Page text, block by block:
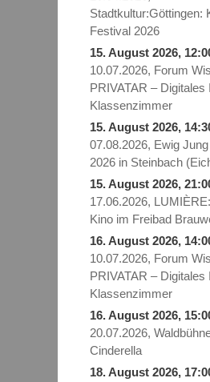
Stadtkultur:Göttingen:
Festival 2026
15. August 2026,
10.07.2026, Forum
PRIVATAR – Digitales
Klassenzimmer
15. August 2026,
07.08.2026, Ewig
2026 in Steinbach
15. August 2026,
17.06.2026,
Kino im Freibad
16. August 2026,
10.07.2026, Forum
PRIVATAR – Digitales
Klassenzimmer
16. August 2026,
20.07.2026,
Cinderella
18. August 2026,